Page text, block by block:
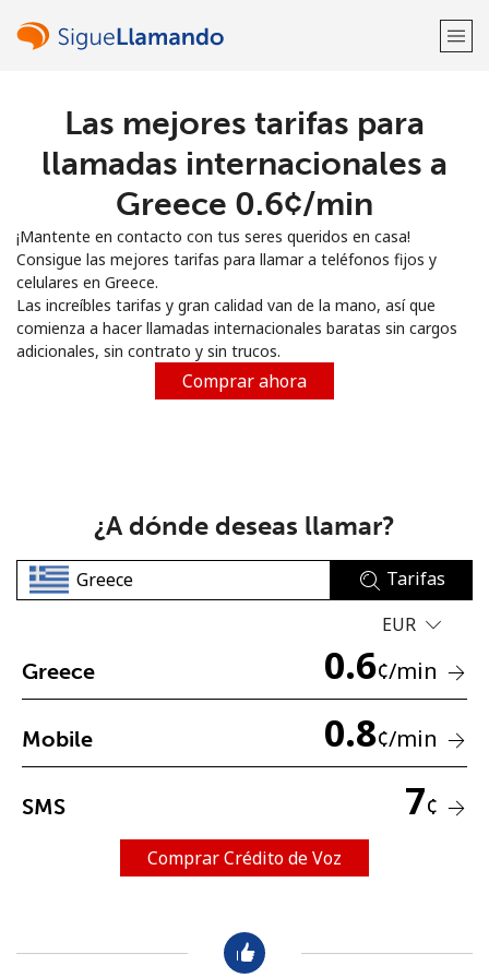
¡Bienvenido!
Regístrate con
o
No se ha creado una contraseña
Mínimo 8 caracteres
Un número
Un caracter especial
Mantente en contacto para recibir nuestras mejores
ofertas.
Las mejores tarifas para
llamadas internacionales a
Greece ⁦0.6¢⁩/min
¡Mantente en contacto con tus seres queridos en casa!
Consigue las mejores tarifas para llamar a teléfonos fijos y
celulares en Greece.
Las increíbles tarifas y gran calidad van de la mano, así que
comienza a hacer llamadas internacionales baratas sin cargos
adicionales, sin contrato y sin trucos.
Comprar ahora
¿A dónde deseas llamar?
Tarifas
EUR
Greece 0.6¢/min
Mobile 0.8¢/min
SMS 7¢
Comprar Crédito de Voz